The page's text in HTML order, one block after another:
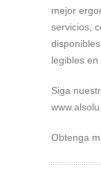
mejor
servicios,
legibles en
Siga
Obtenga